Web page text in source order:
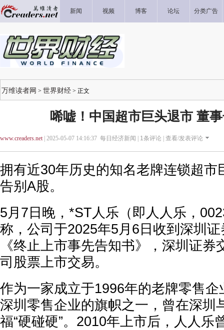
新闻 视频 博客 论坛 分类广告
万维读者网 > 世界财经 > 正文
唏嘘！中国超市巨头退市 董
www.creaders.net| 2025-05-07 14:16:37 每日经济新闻 | 1条评论 | 查看/发表评论
拥有近30年历史的知名老牌连锁超市
告别A股。
5月7日晚，*ST人乐（即人人乐，
称，公司于2025年5月6日收到深圳
《终止上市事先告知书》，深圳证
司股票上市交易。
作为一家成立于1996年的老牌零售
深圳零售企业的旗帜之一，曾在深圳
福“硬碰硬”。2010年上市后，人人乐